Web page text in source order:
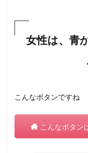
女性は、青
こんなボタンですね
こんなボタン